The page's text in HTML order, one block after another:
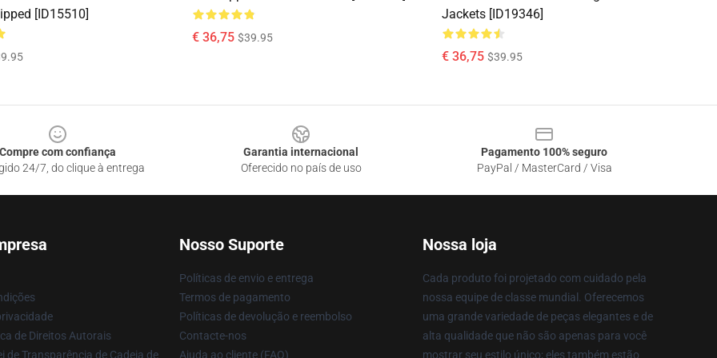
[ID15510]
€ 36,75 $39.95
Jackets [ID19346]
€ 36,75 $39.95
Compre com confiança
24/7, do clique à entrega
Garantia internacional
Oferecido no país de uso
Pagamento 100% seguro
PayPal / MasterCard / Visa
de Direitos Autorais
de Transparência de Cadeia de
Nosso Suporte
Políticas de envio e entrega
Termos de pagamento
Políticas de devolução e reembolso
Contacte-nos
Ajuda ao cliente (FAQ)
Nossa loja
Cada produto foi projetado com cuidado pela
nossa equipe de classe mundial. Oferecemos
uma grande variedade de peças elegantes e de
alta qualidade que não são apenas para você
mostrar seu estilo único; eles também estão